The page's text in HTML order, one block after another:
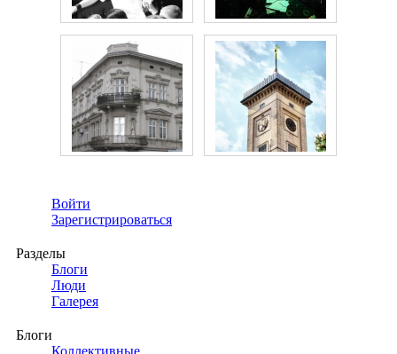
Войти
Зарегистрироваться
Разделы
Блоги
Люди
Галерея
Блоги
Коллективные